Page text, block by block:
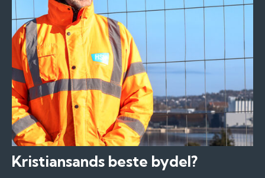
Kristiansands beste bydel?